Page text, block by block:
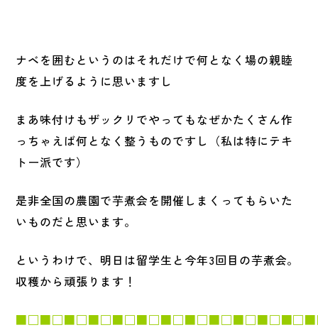
ナベを囲むというのはそれだけで何となく場の親睦
度を上げるように思いますし
まあ味付けもザックリでやってもなぜかたくさん作
っちゃえば何となく整うものですし（私は特にテキ
トー派です）
是非全国の農園で芋煮会を開催しまくってもらいた
いものだと思います。
というわけで、明日は留学生と今年3回目の芋煮会。
収穫から頑張ります！